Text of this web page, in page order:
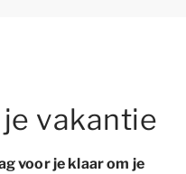
vakantie
voor je klaar om je